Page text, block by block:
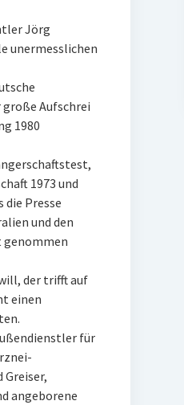
Jörg
unermesslichen
Aufschrei
1980
1973 und
die Presse
und den
genommen
der trifft auf
einen
für
angeborene